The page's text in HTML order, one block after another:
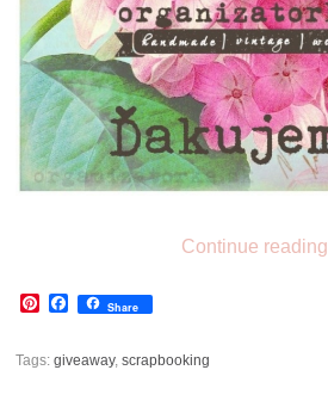
Continue reading
Pinterest
Facebook
Share
Tags:giveaway,scrapbooking